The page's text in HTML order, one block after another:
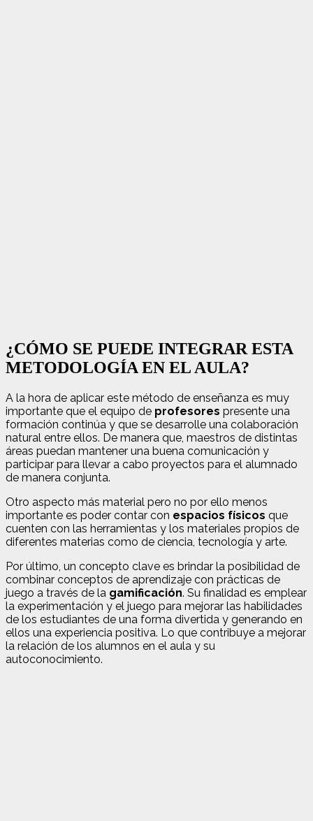
¿CÓMO SE PUEDE INTEGRAR ESTA
METODOLOGÍA EN EL AULA?
A la hora de aplicar este método de enseñanza es muy
importante que el equipo de profesores presente una
formación continúa y que se desarrolle una colaboración
natural entre ellos. De manera que, maestros de distintas
áreas puedan mantener una buena comunicación y
participar para llevar a cabo proyectos para el alumnado
de manera conjunta.
Otro aspecto más material pero no por ello menos
importante es poder contar con espacios físicos que
cuenten con las herramientas y los materiales propios de
diferentes materias como de ciencia, tecnología y arte.
Por último, un concepto clave es brindar la posibilidad de
combinar conceptos de aprendizaje con prácticas de
juego a través de la gamificación. Su finalidad es emplear
la experimentación y el juego para mejorar las habilidades
de los estudiantes de una forma divertida y generando en
ellos una experiencia positiva. Lo que contribuye a mejorar
la relación de los alumnos en el aula y su
autoconocimiento.